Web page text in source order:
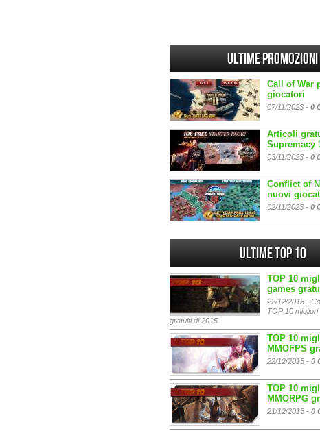
Ultime promozioni
Call of War
giocatori
07/11/2023 - 0
Articoli
Supremacy
03/11/2023 - 0
Conflict of
nuovi
02/11/2023 - 0
Ultime Top 10
TOP 10
games
22/12/2015 -
TOP 10
gratuiti di 2015
TOP 10
MMOFPS
22/12/2015 - 0
TOP 10
MMORPG
21/12/2015 - 0